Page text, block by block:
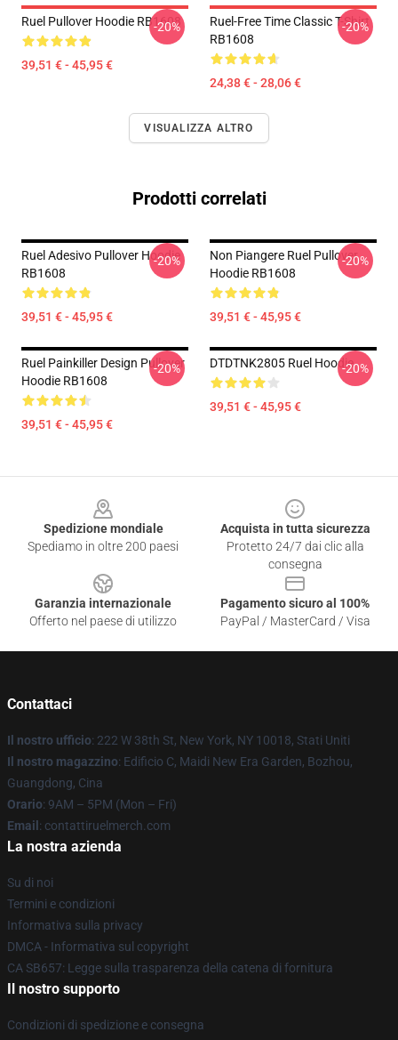
Ruel Pullover Hoodie RB1608
39,51 € - 45,95 €
-20%
Ruel-Free Time Classic T-Shirt
RB1608
24,38 € - 28,06 €
-20%
VISUALIZZA ALTRO
Prodotti correlati
Ruel Adesivo Pullover Hoodie
RB1608
39,51 € - 45,95 €
-20%
Non Piangere Ruel Pullover
Hoodie RB1608
39,51 € - 45,95 €
-20%
Ruel Painkiller Design Pullover
Hoodie RB1608
39,51 € - 45,95 €
-20% DTDTNK2805 Ruel Hoodie
39,51 € - 45,95 €
-20%
Spedizione mondiale
Spediamo in oltre 200 paesi
Acquista in tutta sicurezza
Protetto 24/7 dai clic alla
consegna
Garanzia internazionale
Offerto nel paese di utilizzo
Pagamento sicuro al 100%
PayPal / MasterCard / Visa
Contattaci
Il nostro ufficio: 222 W 38th St, New York, NY 10018, Stati Uniti
Il nostro magazzino: Edificio C, Maidi New Era Garden, Bozhou,
Guangdong, Cina
Orario: 9AM – 5PM (Mon – Fri)
Email : contattiruelmerch.com
La nostra azienda
Su di noi
Termini e condizioni
Informativa sulla privacy
DMCA - Informativa sul copyright
CA SB657: Legge sulla trasparenza della catena di fornitura
Il nostro supporto
Condizioni di spedizione e consegna